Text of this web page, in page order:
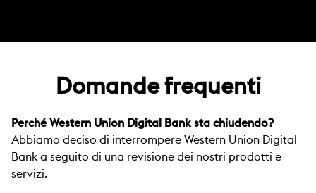
Domande frequenti
Perché Western Union Digital Bank sta chiudendo?
Abbiamo deciso di interrompere Western Union Digital
Bank a seguito di una revisione dei nostri prodotti e
servizi.